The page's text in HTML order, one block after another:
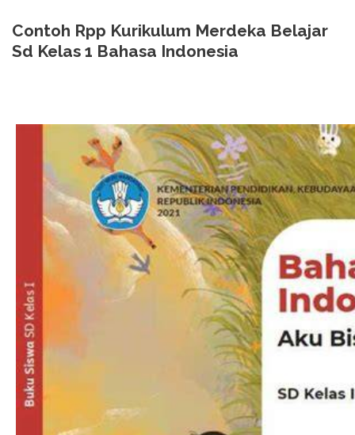
Contoh Rpp Kurikulum Merdeka Belajar
Sd Kelas 1 Bahasa Indonesia